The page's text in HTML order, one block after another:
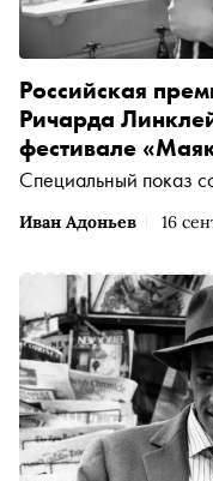
Иван Адоньев 16
Российская
Ричарда
фестивале
Специальный показ